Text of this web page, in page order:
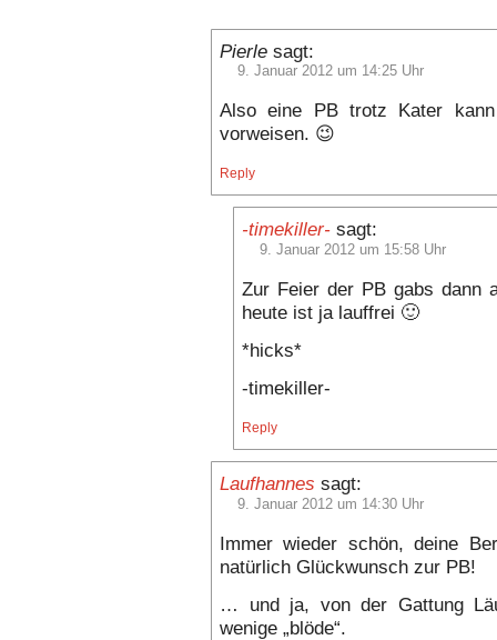
Pierle sagt:
9. Januar 2012 um 14:25 Uhr
Also eine PB trotz Kater
vorweisen. 😉
Reply
-timekiller- sagt:
9. Januar 2012 um 15:58 Uhr
Zur Feier der PB gabs dann
heute ist ja lauffrei 🙂
*hicks*
-timekiller-
Reply
Laufhannes sagt:
9. Januar 2012 um 14:30 Uhr
Immer wieder schön, deine
natürlich Glückwunsch zur PB!
… und ja, von der Gattung
wenige „blöde“.